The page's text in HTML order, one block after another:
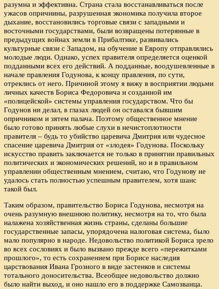
разумна и эффективна. Страна стала восстанавливаться после
ужасов опричнины, разрушенная экономика получила второе
дыхание, восстановились торговые связи с западными и
восточными государствами, были возвращены потерянные в
предыдущих войнах земли в Прибалтике, развивались
культурные связи с Западом, на обучение в Европу отправлялись
молодые люди. Однако, успех правителя определяется оценкой
подданными всех его действий. А подданные, воодушевленные в
начале правления Годунова, к концу правления, по сути,
отреклись от него. Причиной этому я вижу в восприятии людьми
личных качеств Бориса Федоровича и созданной им
«полицейской» системы управления государством. Что бы
Годунов ни делал, в глазах людей он оставался бывшим
опричником и зятем палача. Поэтому общественное мнение
было готово принять любые слухи в нечистоплотности
правителя – будь то убийство царевича Дмитрия или чудесное
спасение царевича Дмитрия от «злодея» Годунова. Поскольку
искусство править заключается не только в принятии правильных
политических и экономических решений, но и в правильном
управлении общественным мнением, считаю, что Годунову не
удалось стать полностью успешным правителем, хотя шанс
такой был.
Таким образом, правительство Бориса Годунова, несмотря на
очень разумную внешнюю политику, несмотря на то, что была
налажена хозяйственная жизнь страны, сделаны большие
государственные запасы, упорядочена налоговая система, было
мало популярно в народе. Недовольство политикой Бориса зрело
во всех сословиях и было вызвано прежде всего «пережитками
прошлого», то есть сохранением при Борисе наследия
царствования Ивана Грозного в виде застенков и системы
тотального доносительства. Всеобщее недовольство должно
было найти выход, и оно нашло его в поддержке Самозванца.